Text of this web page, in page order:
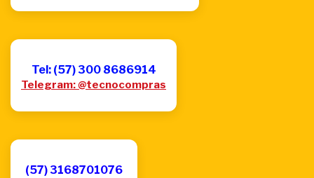
Tel: (57) 300 8686914
Telegram: @tecnocompras
(57) 3168701076